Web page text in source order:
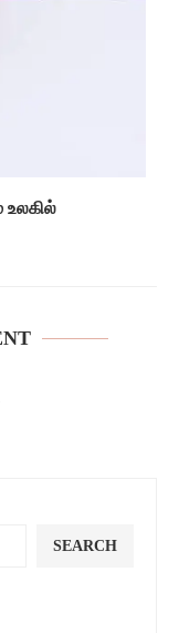
உலகில்
SEARCH